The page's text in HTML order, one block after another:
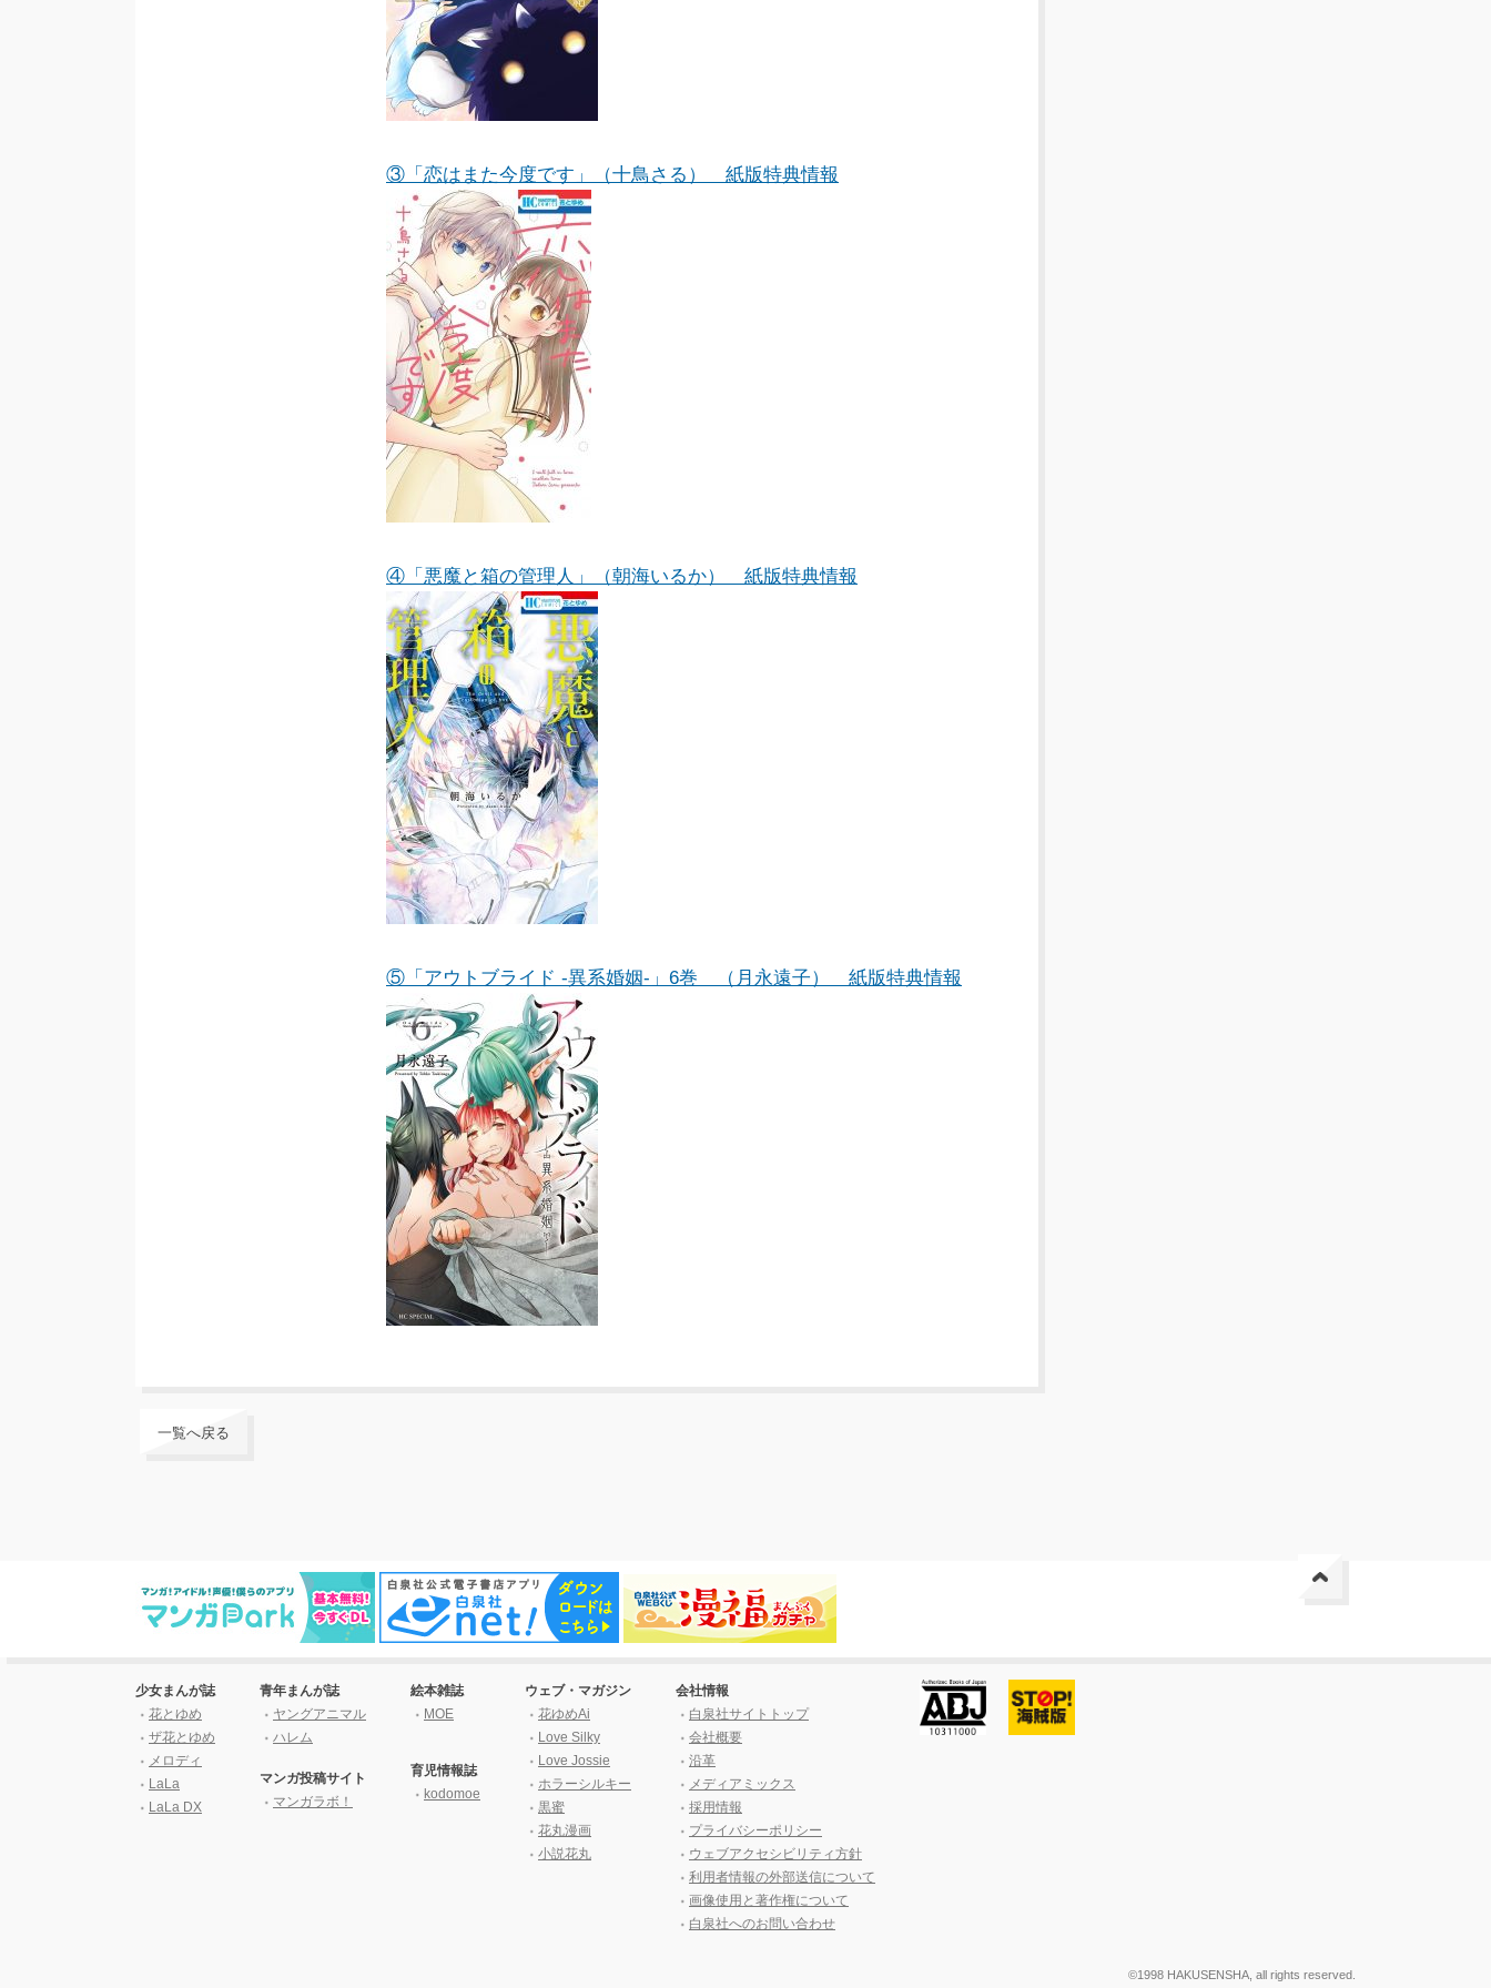
③「恋はまた今度です」（十鳥さる） 紙版特典情報
④「悪魔と箱の管理人」（朝海いるか） 紙版特典情報
⑤「アウトブライド -異系婚姻-」6巻 （月永遠子） 紙版特典情報
一覧へ戻る
少女まんが誌
花とゆめ
ザ花とゆめ
メロディ
LaLa
LaLa DX
青年まんが誌
ヤングアニマル
ハレム
マンガ投稿サイト
マンガラボ！
絵本雑誌
MOE
育児情報誌
kodomoe
ウェブ・マガジン
花ゆめAi
Love Silky
Love Jossie
ホラーシルキー
黒蜜
花丸漫画
小説花丸
会社情報
白泉社サイトトップ
会社概要
沿革
メディアミックス
採用情報
プライバシーポリシー
ウェブアクセシビリティ方針
利用者情報の外部送信について
画像使用と著作権について
白泉社へのお問い合わせ
©1998 HAKUSENSHA, all rights reserved.